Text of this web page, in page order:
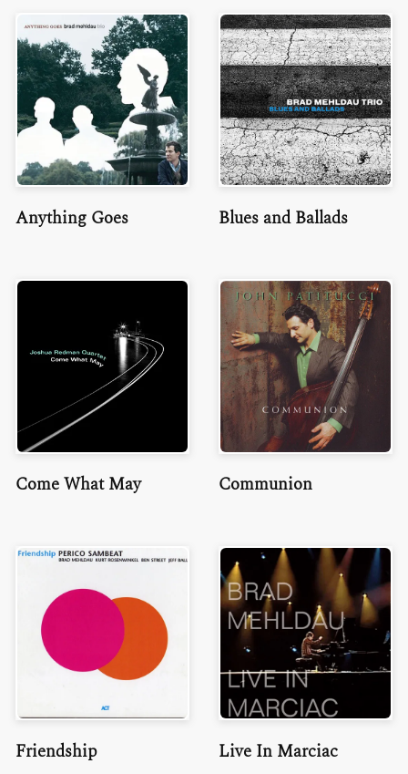
Anything Goes Blues and Ballads
Come What May Communion
Friendship Live In Marciac